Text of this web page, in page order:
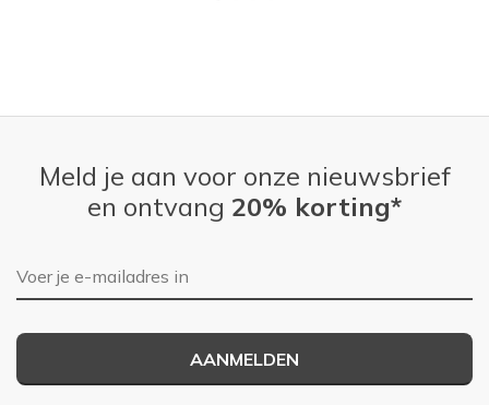
Meld je aan voor onze nieuwsbrief
en ontvang 20% korting*
E-mailadres
AANMELDEN